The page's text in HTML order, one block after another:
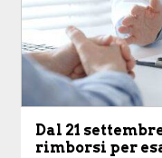
Dal 21
rimborsi per